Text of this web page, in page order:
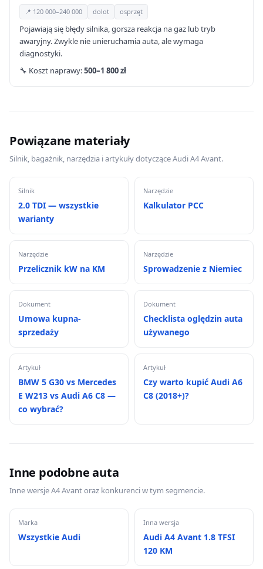
📍 120 000–240 000 dolot osprzęt
Pojawiają się błędy silnika, gorsza reakcja na gaz lub tryb
awaryjny. Zwykle nie unieruchamia auta, ale wymaga
diagnostyki.
🔧 Koszt naprawy:500–1 800 zł
Powiązane materiały
Silnik, bagażnik, narzędzia i artykuły dotyczące Audi A4 Avant.
Silnik
2.0 TDI — wszystkie
warianty
Narzędzie
Kalkulator PCC
Narzędzie
Przelicznik kW na KM
Narzędzie
Sprowadzenie z Niemiec
Dokument
Umowa kupna-
sprzedaży
Dokument
Checklista oględzin auta
używanego
Artykuł
BMW 5 G30 vs Mercedes
E W213 vs Audi A6 C8 —
co wybrać?
Artykuł
Czy warto kupić Audi A6
C8 (2018+)?
Inne podobne auta
Inne wersje A4 Avant oraz konkurenci w tym segmencie.
Marka
Wszystkie Audi
Inna wersja
Audi A4 Avant 1.8 TFSI
120 KM